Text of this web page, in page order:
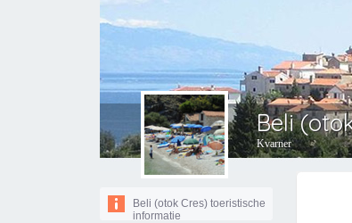
Beli
Kvarner
Beli (otok Cres) toeristische
informatie